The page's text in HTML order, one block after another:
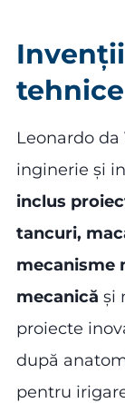
tehnice
Leonardo
inginerie și
inclus
tancuri,
mecanisme
mecanică și
proiecte
după
pentru